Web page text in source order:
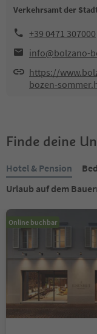
Verkehrsamt der
+39 0471 307000
info@bolzano-
https://
bozen-
Finde deine
Hotel & Pension
Urlaub auf dem
Online buchbar